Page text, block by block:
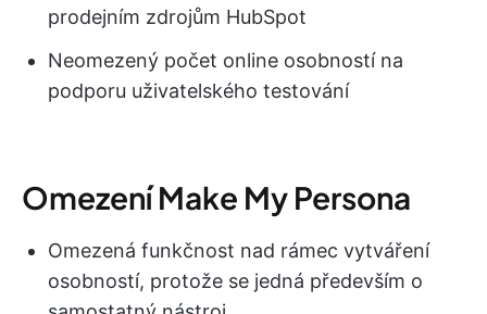
prodejním zdrojům HubSpot
Neomezený počet online osobností na
podporu uživatelského testování
Omezení Make My Persona
Omezená funkčnost nad rámec vytváření
osobností, protože se jedná především o